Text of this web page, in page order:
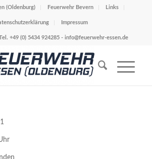
(Oldenburg) Feuerwehr Bevern Links
Impressum
+49 (0) 5434 924285 - info@feuerwehr-essen.de